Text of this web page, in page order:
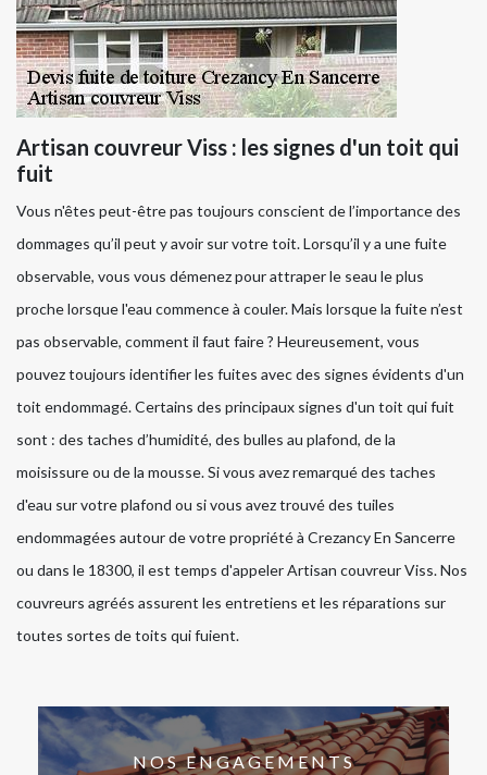
Artisan couvreur Viss : les signes d'un toit qui
fuit
Vous n'êtes peut-être pas toujours conscient de l’importance des
dommages qu’il peut y avoir sur votre toit. Lorsqu’il y a une fuite
observable, vous vous démenez pour attraper le seau le plus
proche lorsque l'eau commence à couler. Mais lorsque la fuite n’est
pas observable, comment il faut faire ? Heureusement, vous
pouvez toujours identifier les fuites avec des signes évidents d'un
toit endommagé. Certains des principaux signes d'un toit qui fuit
sont : des taches d’humidité, des bulles au plafond, de la
moisissure ou de la mousse. Si vous avez remarqué des taches
d'eau sur votre plafond ou si vous avez trouvé des tuiles
endommagées autour de votre propriété à Crezancy En Sancerre
ou dans le 18300, il est temps d'appeler Artisan couvreur Viss. Nos
couvreurs agréés assurent les entretiens et les réparations sur
toutes sortes de toits qui fuient.
NOS ENGAGEMENTS